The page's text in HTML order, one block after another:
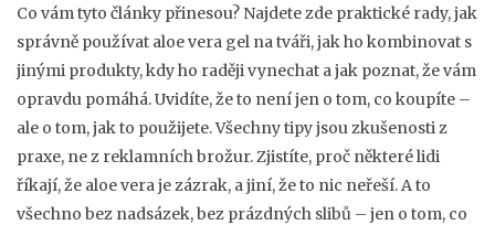
Co vám tyto články přinesou? Najdete zde praktické rady, jak
správně používat aloe vera gel na tváři, jak ho kombinovat s
jinými produkty, kdy ho raději vynechat a jak poznat, že vám
opravdu pomáhá. Uvidíte, že to není jen o tom, co koupíte –
ale o tom, jak to použijete. Všechny tipy jsou zkušenosti z
praxe, ne z reklamních brožur. Zjistíte, proč některé lidi
říkají, že aloe vera je zázrak, a jiní, že to nic neřeší. A to
všechno bez nadsázek, bez prázdných slibů – jen o tom, co